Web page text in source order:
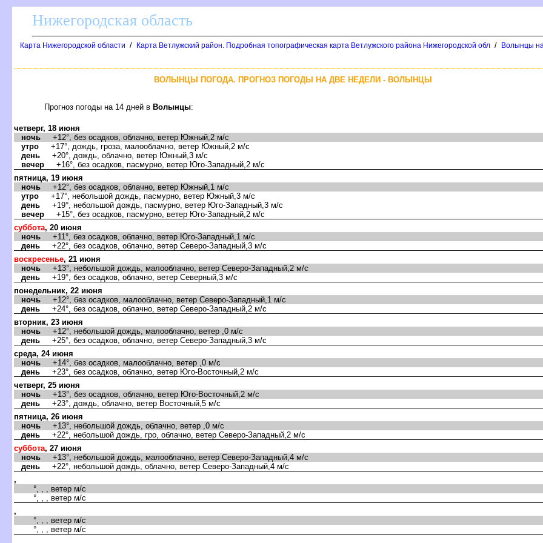
Нижегородская область
Карта Нижегородской области / Карта Ветлужский район. Подробная топографическая карта Ветлужского района Нижегородской обл / олынцы на
ОЛЫНЦЫ ПОГОДА. ПРОГНОЗ ПОГОДЫ НА ДВЕ НЕДЕЛИ - ВОЛЫНЦЫ
Прогноз погоды на 14 дней олынцы:
четверг, 18 июня
ночь +12°, без осадков, облачно, ветер Южный,2 м/с
утро +17°, дождь, гроза, малооблачно, ветер Южный,2 м/с
день +20°, дождь, облачно, ветер Южный,3 м/с
ечер +16°, без осадков, пасмурно, ветер Юго-Западный,2 м/с
пятница, 19 июня
ночь +12°, без осадков, облачно, ветер Южный,1 м/с
утро +17°, небольшой дождь, пасмурно, ветер Южный,3 м/с
день +19°, небольшой дождь, пасмурно, ветер Юго-Западный,3 м/с
ечер +15°, без осадков, пасмурно, ветер Юго-Западный,2 м/с
суббота, 20 июня
ночь +11°, без осадков, облачно, ветер Юго-Западный,1 м/с
день +22°, без осадков, облачно, ветер Северо-Западный,3 м/с
оскресенье, 21 июня
ночь +13°, небольшой дождь, малооблачно, ветер Северо-Западный,2 м/с
день +19°, без осадков, облачно, ветер Северный,3 м/с
понедельник, 22 июня
ночь +12°, без осадков, малооблачно, ветер Северо-Западный,1 м/с
день +24°, без осадков, облачно, ветер Северо-Западный,2 м/с
торник, 23 июня
ночь +12°, небольшой дождь, малооблачно, ветер ,0 м/с
день +25°, без осадков, облачно, ветер Северо-Западный,3 м/с
среда, 24 июня
ночь +14°, без осадков, малооблачно, ветер ,0 м/с
день +23°, без осадков, облачно, ветер Юго-Восточный,2 м/с
четверг, 25 июня
ночь +13°, без осадков, облачно, ветер Юго-Восточный,2 м/с
день +23°, дождь, облачно, ветер Восточный,5 м/с
пятница, 26 июня
ночь +13°, небольшой дождь, облачно, ветер ,0 м/с
день +22°, небольшой дождь, гро, облачно, ветер Северо-Западный,2 м/с
суббота, 27 июня
ночь +13°, небольшой дождь, малооблачно, ветер Северо-Западный,4 м/с
день +22°, небольшой дождь, облачно, ветер Северо-Западный,4 м/с
,
°, , , ветер м/с
°, , , ветер м/с
,
°, , , ветер м/с
°, , , ветер м/с